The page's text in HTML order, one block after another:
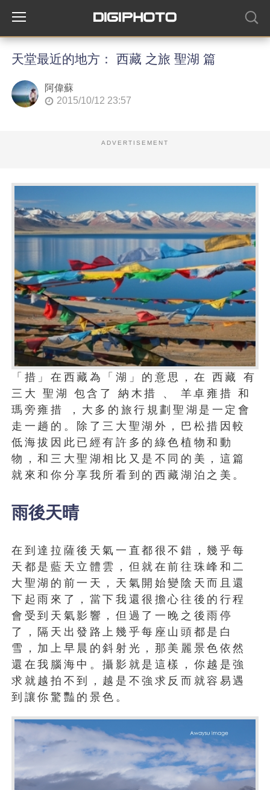
天堂最近的地方： 西藏 之旅 聖湖 篇
阿偉蘇
2015/10/12 23:57
ADVERTISEMENT
「措」在西藏為「湖」的意思，在 西藏 有
三大 聖湖 包含了 納木措 、 羊卓雍措 和
瑪旁雍措 ，大多的旅行規劃聖湖是一定會
走一趟的。除了三大聖湖外，巴松措因較
低海拔因此已經有許多的綠色植物和動
物，和三大聖湖相比又是不同的美，這篇
就來和你分享我所看到的西藏湖泊之美。
雨後天晴
在到達拉薩後天氣一直都很不錯，幾乎每
天都是藍天立體雲，但就在前往珠峰和二
大聖湖的前一天，天氣開始變陰天而且還
下起雨來了，當下我還很擔心往後的行程
會受到天氣影響，但過了一晚之後雨停
了，隔天出發路上幾乎每座山頭都是白
雪，加上早晨的斜射光，那美麗景色依然
還在我腦海中。攝影就是這樣，你越是強
求就越拍不到，越是不強求反而就容易遇
到讓你驚豔的景色。